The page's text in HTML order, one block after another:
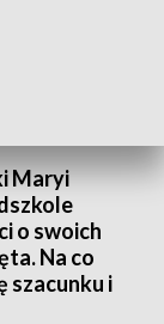
Maryi
o swoich
Na co
szacunku i